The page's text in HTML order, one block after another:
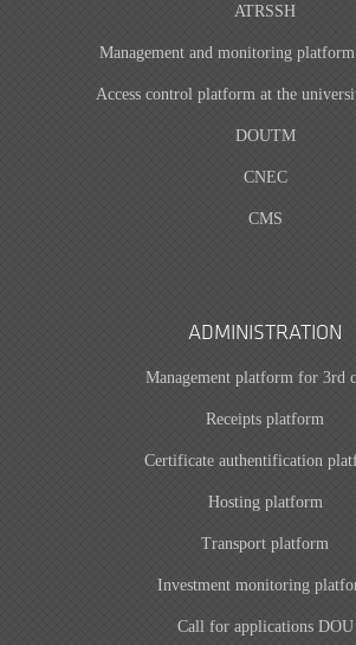
ATRSSH
Management and monitoring
Access control platform at the
DOUTM
CNEC
CMS
ADMINISTRATION
Management platform for 3rd
Receipts platform
Certificate authentification
Hosting platform
Transport platform
Investment monitoring
Call for applications DOU